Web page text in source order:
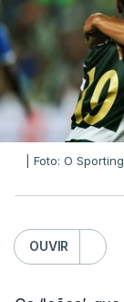
| Foto: O
OUVIR